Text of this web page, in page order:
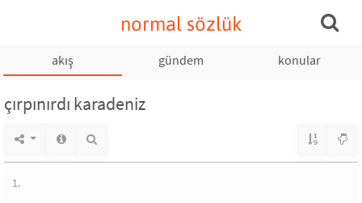
normal sözlük
akış gündem konular
çırpınırdı karadeniz
1.